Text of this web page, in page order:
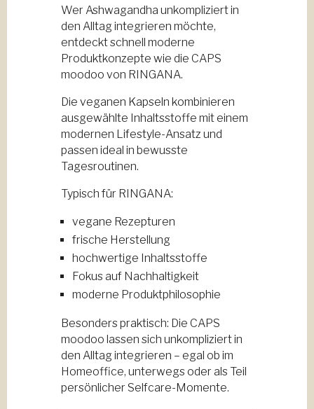
Wer Ashwagandha unkompliziert in
den Alltag integrieren möchte,
entdeckt schnell moderne
Produktkonzepte wie die CAPS
moodoo von RINGANA.
Die veganen Kapseln kombinieren
ausgewählte Inhaltsstoffe mit einem
modernen Lifestyle-Ansatz und
passen ideal in bewusste
Tagesroutinen.
Typisch für RINGANA:
vegane Rezepturen
frische Herstellung
hochwertige Inhaltsstoffe
Fokus auf Nachhaltigkeit
moderne Produktphilosophie
Besonders praktisch: Die CAPS
moodoo lassen sich unkompliziert in
den Alltag integrieren – egal ob im
Homeoffice, unterwegs oder als Teil
persönlicher Selfcare-Momente.